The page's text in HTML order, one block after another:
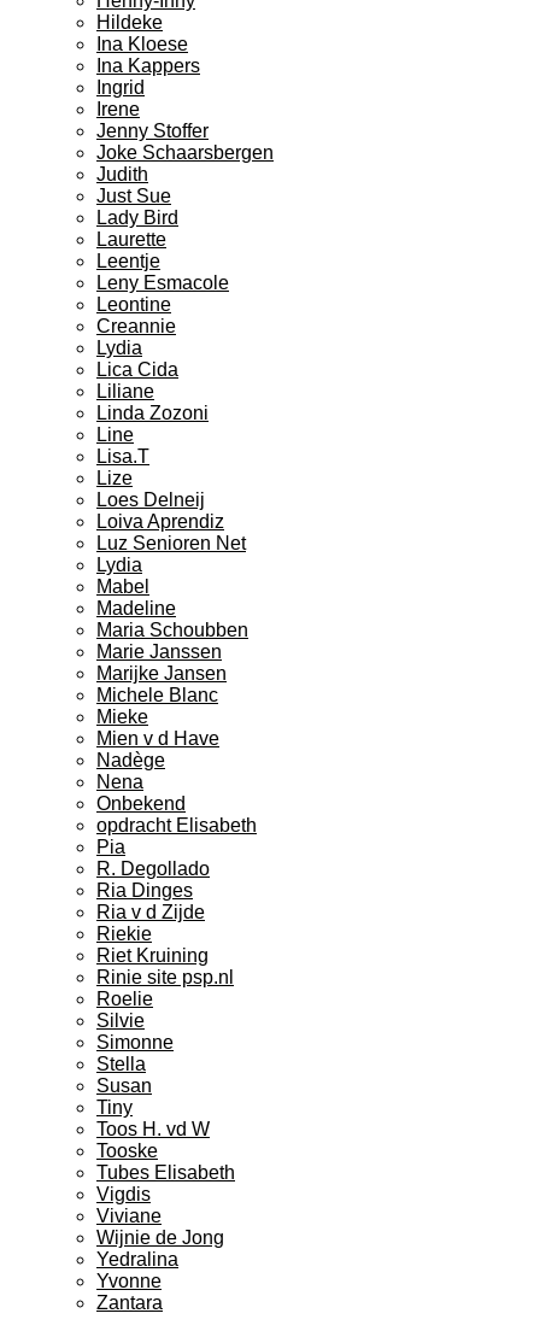
Hildeke
Ina Kloese
Ina Kappers
Ingrid
Irene
Jenny Stoffer
Joke Schaarsbergen
Judith
Just Sue
Lady Bird
Laurette
Leentje
Leny Esmacole
Leontine
Creannie
Lydia
Lica Cida
Liliane
Linda Zozoni
Line
Lisa.T
Lize
Loes Delneij
Loiva Aprendiz
Luz Senioren Net
Lydia
Mabel
Madeline
Maria Schoubben
Marie Janssen
Marijke Jansen
Michele Blanc
Mieke
Mien v d Have
Nadège
Nena
Onbekend
opdracht Elisabeth
Pia
R. Degollado
Ria Dinges
Ria v d Zijde
Riekie
Riet Kruining
Rinie site psp.nl
Roelie
Silvie
Simonne
Stella
Susan
Tiny
Toos H. vd W
Tooske
Tubes Elisabeth
Vigdis
Viviane
Wijnie de Jong
Yedralina
Yvonne
Zantara